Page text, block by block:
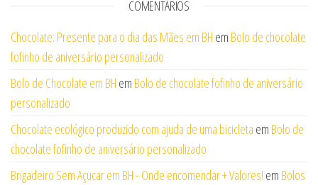
COMENTÁRIOS
Chocolate: Presente para o dia das Mães em BH em Bolo de chocolate
fofinho de aniversário personalizado
Bolo de Chocolate em BH em Bolo de chocolate fofinho de aniversário
personalizado
Chocolate ecológico produzido com ajuda de uma bicicleta em Bolo de
chocolate fofinho de aniversário personalizado
Brigadeiro Sem Açucar em BH - Onde encomendar + Valores! em Bolos